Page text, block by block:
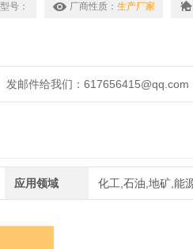
状物等。
型号： 厂商性质： 生产厂家
发邮件给我们：617656415@qq.com
应用领域 化工,石油,地矿,能